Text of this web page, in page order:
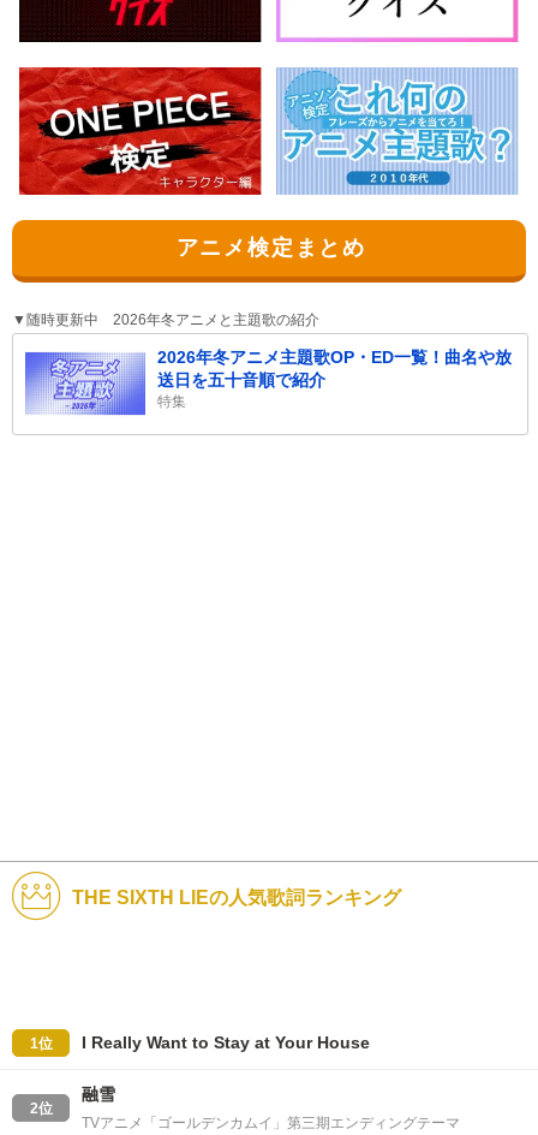
アニメ検定まとめ
▼随時更新中 2026年冬アニメと主題歌の紹介
2026年冬アニメ主題歌OP・ED一覧！曲名や放
送日を五十音順で紹介
特集
THE SIXTH LIEの人気歌詞ランキング
1位 I Really Want to Stay at Your House
2位
融雪
TVアニメ「ゴールデンカムイ」第三期エンディングテーマ